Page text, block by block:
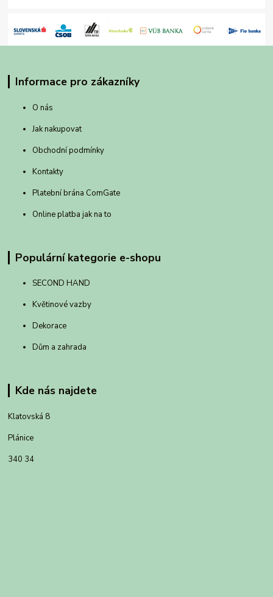
Informace pro zákazníky
O nás
Jak nakupovat
Obchodní podmínky
Kontakty
Platební brána ComGate
Online platba jak na to
Populární kategorie e-shopu
SECOND HAND
Květinové vazby
Dekorace
Dům a zahrada
Kde nás najdete
Klatovská 8
Plánice
340 34